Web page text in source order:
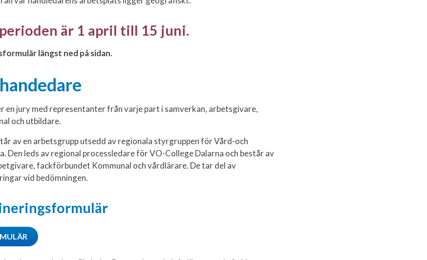
är 1 april till 15 juni.
längst ned på sidan.
en jury med representanter från varje part i samverkan, arbetsgivare,
och utbildare.
av en arbetsgrupp utsedd av regionala styrgruppen för Vård-och
Den leds av regional processledare för VO-College Dalarna och består av
fackförbundet Kommunal och vårdlärare. De tar del av
vid bedömningen.